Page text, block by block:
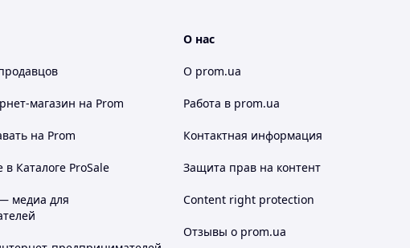
магазин на Prom
на Prom
Каталоге ProSale
медиа для
О нас
О prom.ua
Работа в prom.ua
Контактная информация
Защита прав на контент
Content right protection
Отзывы о prom.ua